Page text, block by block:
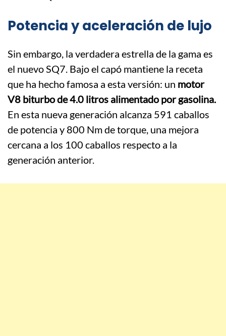
Potencia y aceleración de lujo
Sin embargo, la verdadera estrella de la gama es
el nuevo SQ7. Bajo el capó mantiene la receta
que ha hecho famosa a esta versión: un motor
V8 biturbo de 4.0 litros alimentado por gasolina.
En esta nueva generación alcanza 591 caballos
de potencia y 800 Nm de torque, una mejora
cercana a los 100 caballos respecto a la
generación anterior.